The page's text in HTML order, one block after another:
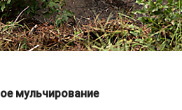
мульчирование